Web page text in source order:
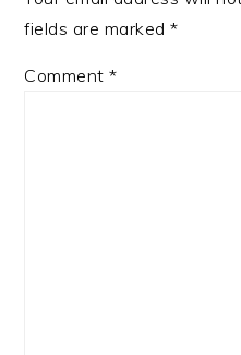
fields are marked*
Comment*